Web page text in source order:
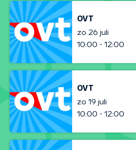
OVT
zo 26 juli
10:00 - 12:00
OVT
zo 19 juli
10:00 - 12:00